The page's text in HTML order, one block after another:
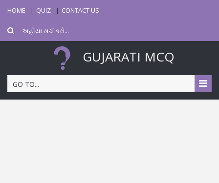
HOME QUIZ CONTACT US
GUJARATI MCQ
GO TO...